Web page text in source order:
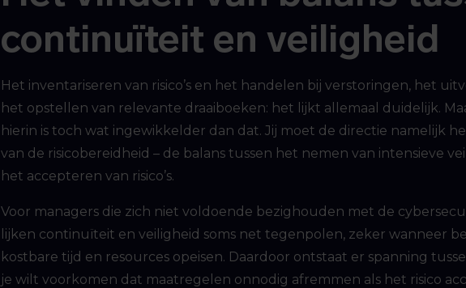
continuïteit en veiligheid
Het inventariseren van risico’s en het handelen bij verstoringen, het
het opstellen van relevante draaiboeken: het lijkt allemaal duidelijk.
hierin is toch wat ingewikkelder dan dat. Jij moet de directie namelijk
van de risicobereidheid – de balans tussen het nemen van intensieve
het accepteren van risico’s.
Voor managers die zich niet voldoende bezighouden met de
lijken continuïteit en veiligheid soms net tegenpolen, zeker wanneer
kostbare tijd en resources opeisen. Daardoor ontstaat er spanning
je wilt voorkomen dat maatregelen onnodig afremmen als het risico